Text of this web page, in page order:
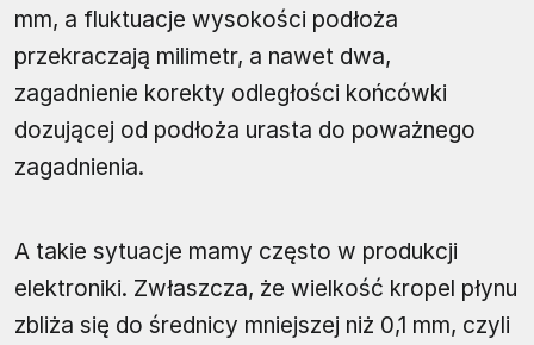
mm, a fluktuacje wysokości podłoża
przekraczają milimetr, a nawet dwa,
zagadnienie korekty odległości końcówki
dozującej od podłoża urasta do poważnego
zagadnienia.
A takie sytuacje mamy często w produkcji
elektroniki. Zwłaszcza, że wielkość kropel płynu
zbliża się do średnicy mniejszej niż 0,1 mm, czyli